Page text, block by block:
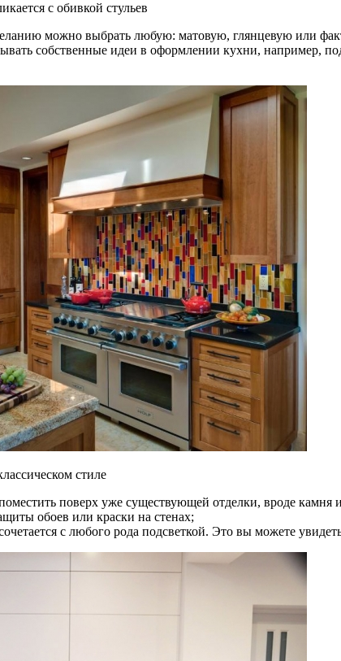
с обивкой стульев
можно выбрать любую: матовую, глянцевую или
собственные идеи в оформлении кухни, например,
стиле
поверх уже существующей отделки, вроде
обоев или краски на стенах;
с любого рода подсветкой. Это вы можете